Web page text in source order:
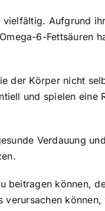
Aufgrund
6-Fettsäuren
der Körper nicht
und spielen
Verdauung
beitragen können,